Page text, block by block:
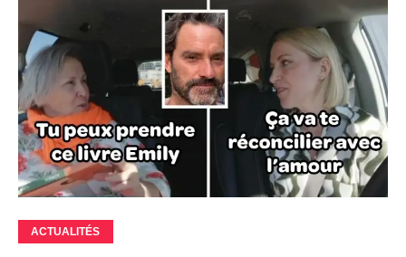
ACTUALITÉS